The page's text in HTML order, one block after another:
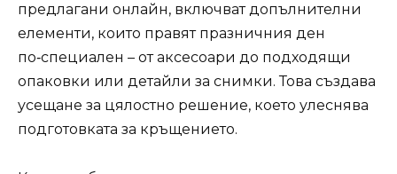
предлагани онлайн, включват допълнителни
елементи, които правят празничния ден
по‑специален – от аксесоари до подходящи
опаковки или детайли за снимки. Това създава
усещане за цялостно решение, което улеснява
подготовката за кръщението.